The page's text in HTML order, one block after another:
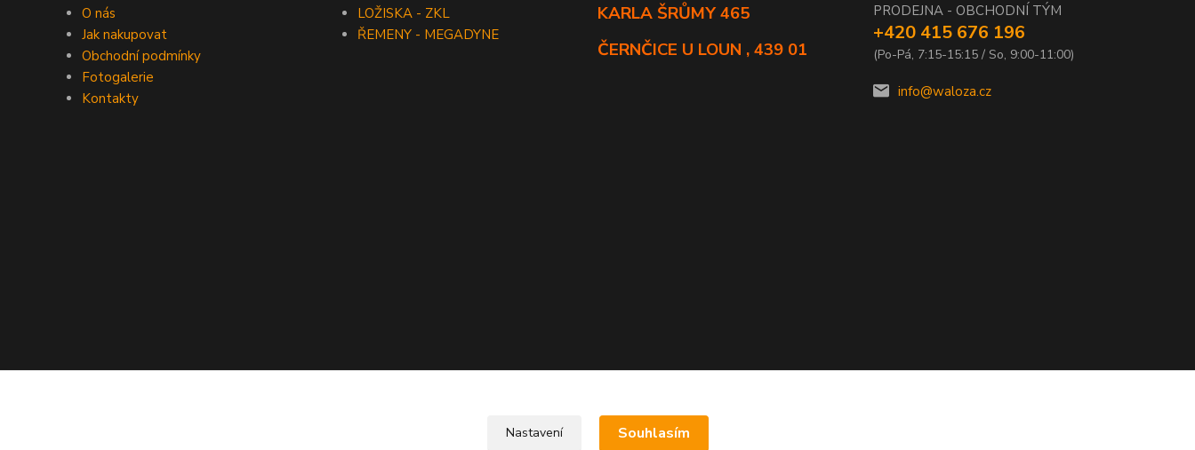
O nás
Jak nakupovat
Obchodní podmínky
Fotogalerie
Kontakty
LOŽISKA - ZKL
ŘEMENY - MEGADYNE
KARLA ŠRŮMY 465
ČERNČICE U LOUN , 439 01
PRODEJNA - OBCHODNÍ TÝM
+420 415 676 196
(Po-Pá, 7:15-15:15 / So, 9:00-11:00)
info@waloza.cz
Nastavení Souhlasím